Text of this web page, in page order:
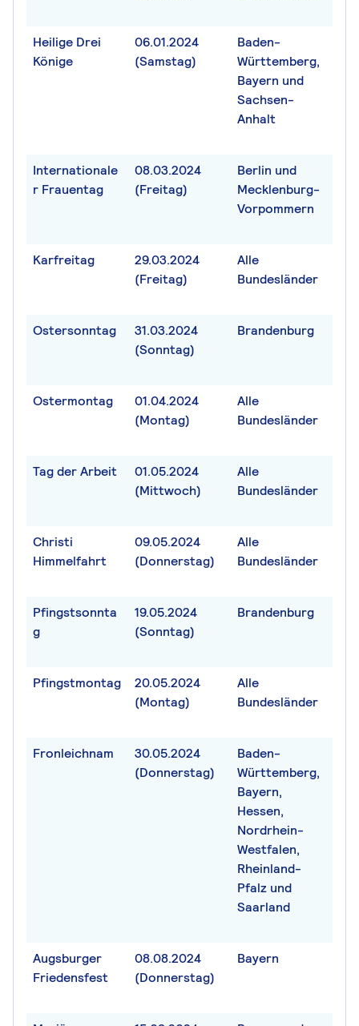
Heilige Drei
Könige
06.01.2024
(Samstag)
Baden-
Württemberg,
Bayern und
Sachsen-
Anhalt
Internationale
r Frauentag
08.03.2024
(Freitag)
Berlin und
Mecklenburg-
Vorpommern
Karfreitag
29.03.2024
(Freitag)
Alle
Bundesländer
Ostersonntag
31.03.2024
(Sonntag)
Brandenburg
Ostermontag
01.04.2024
(Montag)
Alle
Bundesländer
Tag der Arbeit
01.05.2024
(Mittwoch)
Alle
Bundesländer
Christi
Himmelfahrt
09.05.2024
(Donnerstag)
Alle
Bundesländer
Pfingstsonnta
g
19.05.2024
(Sonntag)
Brandenburg
Pfingstmontag
20.05.2024
(Montag)
Alle
Bundesländer
Fronleichnam
30.05.2024
(Donnerstag)
Baden-
Württemberg,
Bayern,
Hessen,
Nordrhein-
Westfalen,
Rheinland-
Pfalz und
Saarland
Augsburger
Friedensfest
08.08.2024
(Donnerstag)
Bayern